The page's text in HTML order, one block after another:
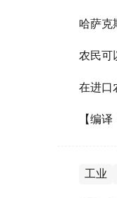
哈萨克
农民可
在进口
【编
工业